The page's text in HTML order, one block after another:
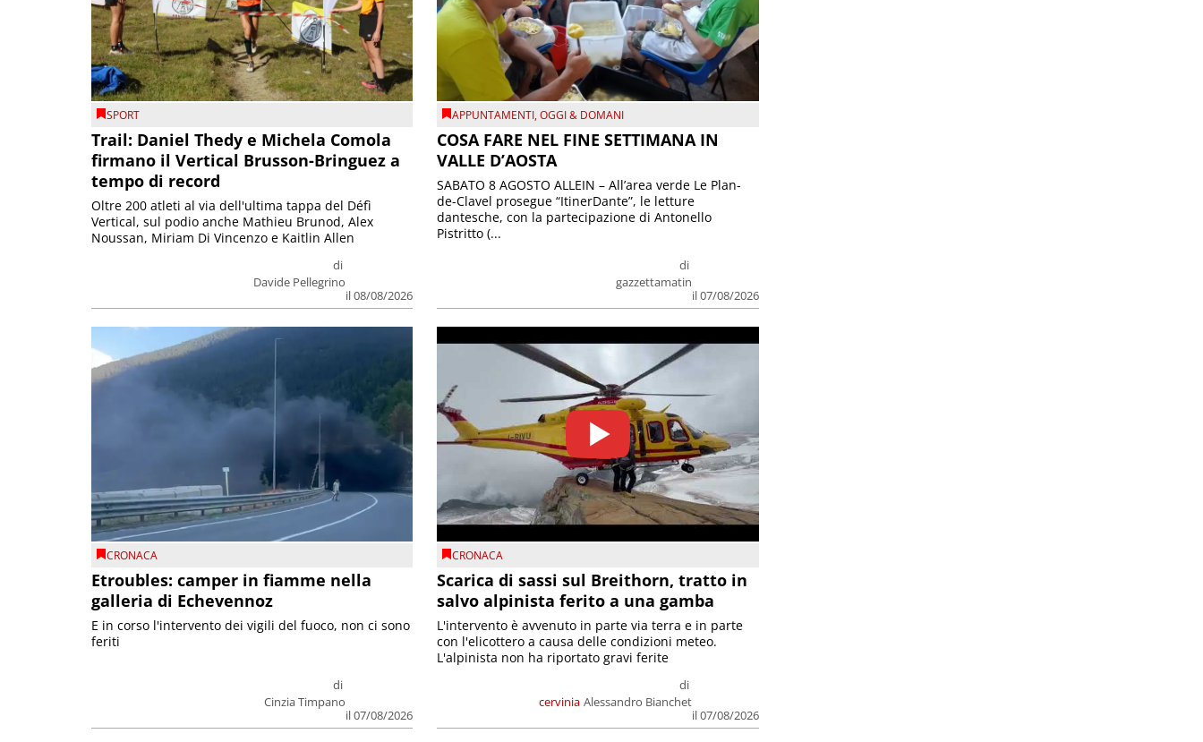
SPORT
Trail: Daniel Thedy e Michela Comola
firmano il Vertical Brusson-Bringuez a
tempo di record
di
Davide Pellegrino
il 08/08/2026
Oltre 200 atleti al via dell'ultima tappa del Défì
Vertical, sul podio anche Mathieu Brunod, Alex
Noussan, Miriam Di Vincenzo e Kaitlin Allen
APPUNTAMENTI,OGGI & DOMANI
COSA FARE NEL FINE SETTIMANA IN
VALLE D’AOSTA
di
gazzettamatin
il 07/08/2026
SABATO 8 AGOSTO ALLEIN – All’area verde Le Plan-
de-Clavel prosegue “ItinerDante”, le letture
dantesche, con la partecipazione di Antonello
Pistritto (...
CRONACA
Etroubles: camper in fiamme nella
galleria di Echevennoz
di
Cinzia Timpano
il 07/08/2026
E in corso l'intervento dei vigili del fuoco, non ci sono
feriti
CRONACA
Scarica di sassi sul Breithorn, tratto in
salvo alpinista ferito a una gamba
cervinia
di
Alessandro Bianchet
il 07/08/2026
L'intervento è avvenuto in parte via terra e in parte
con l'elicottero a causa delle condizioni meteo.
L'alpinista non ha riportato gravi ferite